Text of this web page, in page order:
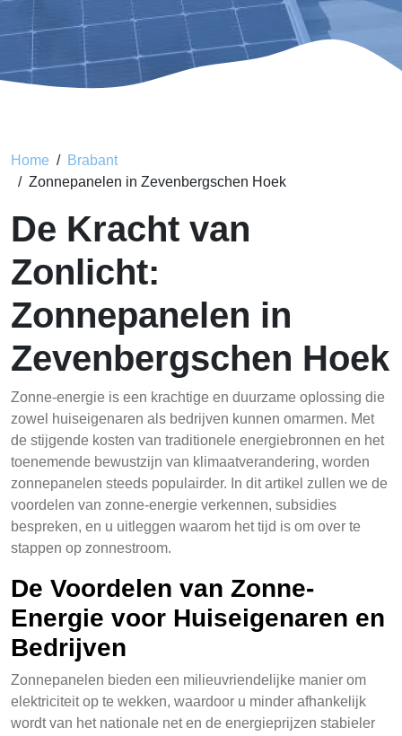
Home
Brabant
Zonnepanelen in Zevenbergschen Hoek
De Kracht van
Zonlicht:
Zonnepanelen in
Zevenbergschen Hoek
Zonne-energie is een krachtige en duurzame oplossing die
zowel huiseigenaren als bedrijven kunnen omarmen. Met
de stijgende kosten van traditionele energiebronnen en het
toenemende bewustzijn van klimaatverandering, worden
zonnepanelen steeds populairder. In dit artikel zullen we de
voordelen van zonne-energie verkennen, subsidies
bespreken, en u uitleggen waarom het tijd is om over te
stappen op zonnestroom.
De Voordelen van Zonne-
Energie voor Huiseigenaren en
Bedrijven
Zonnepanelen bieden een milieuvriendelijke manier om
elektriciteit op te wekken, waardoor u minder afhankelijk
wordt van het nationale net en de energieprijzen stabieler